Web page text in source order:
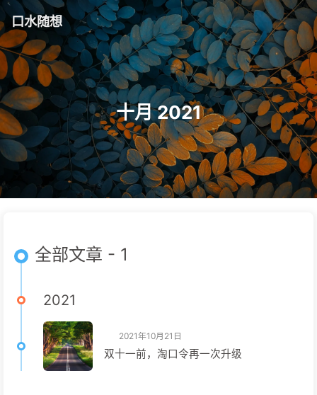
口水随想
十月 2021
全部文章 - 1
2021
2021年10月21日
双十一前，淘口令再一次升级